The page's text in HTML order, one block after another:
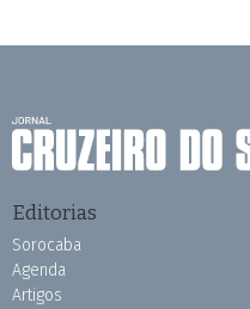
Editorias
Sorocaba
Agenda
Artigos